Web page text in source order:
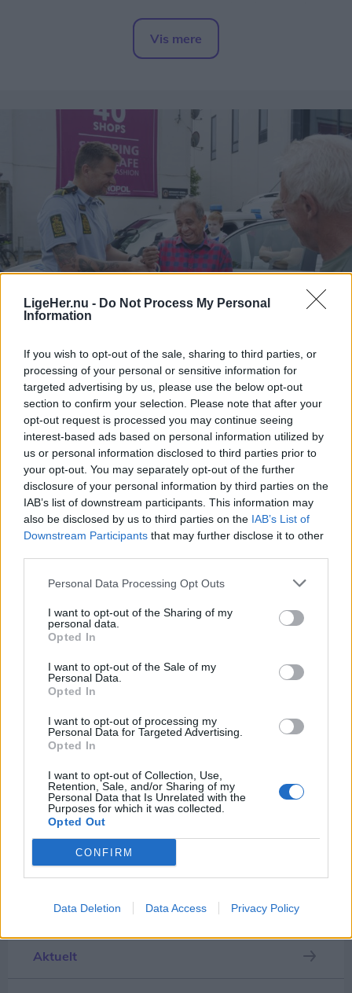
LigeHer.nu - Do Not Process My Personal
Information
If you wish to opt-out of the sale, sharing to third parties, or
processing of your personal or sensitive information for
targeted advertising by us, please use the below opt-out
section to confirm your selection. Please note that after your
opt-out request is processed you may continue seeing
interest-based ads based on personal information utilized by
us or personal information disclosed to third parties prior to
your opt-out. You may separately opt-out of the further
disclosure of your personal information by third parties on the
IAB’s list of downstream participants. This information may
also be disclosed by us to third parties on the IAB’s List of
Downstream Participants that may further disclose it to other
Personal Data Processing Opt Outs
I want to opt-out of the Sharing of my
personal data.
Opted In
I want to opt-out of the Sale of my
Personal Data.
Opted In
I want to opt-out of processing my
Personal Data for Targeted Advertising.
Opted In
I want to opt-out of Collection, Use,
Retention, Sale, and/or Sharing of my
Personal Data that Is Unrelated with the
Purposes for which it was collected.
Opted Out
CONFIRM
Data Deletion Data Access Privacy Policy
- To mænd tilstår at stå bag smugling, men faktisk
ikke i forening, så der er tale om to separate sager
og derfor også to fremstillinger ved Retten i
Hjørring i dag, forklarer politikommissær Kasper
Brix fra Efterforskningscenter Hjørring,
Nordjyllands Politi.
Idømt strakdsomme
Fredag formiddag tilstod begge gerningsmænd
deres forbrydelser under grundlovsforhør,
hvorefter de blev dømt til henholdsvis ét og
halvandet års fængsel.
Den ene af gerningsmændene, en 26-årig mand,
om senere afsoning. Mens den anden, en 45-årig
Vis mere
Nordjyllands Politi rykkede ud til
Metropol i Hjørring
Hans Ravn
Følg os på Discover
07. august 2026 kl. 13.28
HJØRRING: Borgerne kunne onsdag møde både
Nordjyllands Politi og Hjørring Kommune ved
Metropol ShoppingCenter, hvor der var mulighed
og nabohjælp til kriseberedskab.
For de yngste var der samtidig mulighed for at
komme helt tæt på en politibil.
Vis mere
Del artikel
Kategorier
Events
Aktuelt